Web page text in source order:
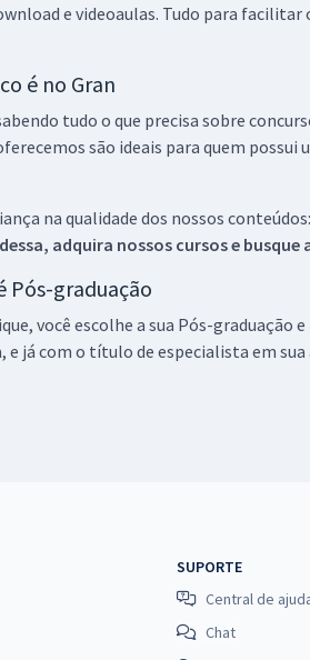
e videoaulas. Tudo para
é no Gran
tudo o que precisa sobre
são ideais para quem
na qualidade dos nossos
adquira nossos cursos e
Pós-graduação
você escolhe a sua Pós-
e já com o título de especialista em sua
SUPORTE
Central de
Chat